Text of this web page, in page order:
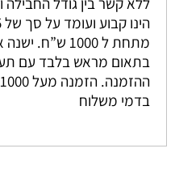
מתחת ל 1000
בתאום מראש בלבד עם
בדמי משלוח